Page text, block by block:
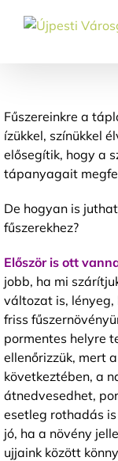
Fűszereinkre a
ízükkel, színükkel
elősegítik, hogy a
tápanyagait
De hogyan is
fűszerekhez?
Először is ott
jobb, ha mi
változat is,
friss
pormentes helyre
ellenőrizzük, mert
következtében, a
átnedvesedhet,
esetleg rothadás
jó, ha a növény
ujjaink között